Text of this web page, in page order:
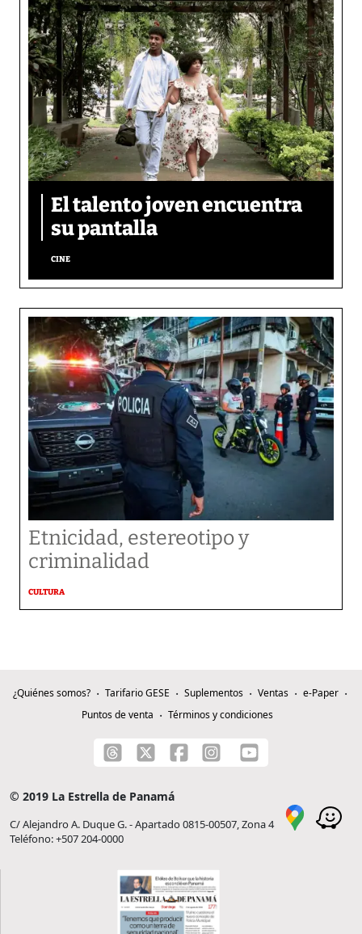
El talento joven encuentra
su pantalla​
CINE
Etnicidad, estereotipo y
criminalidad
CULTURA
¿Quiénes somos? Tarifario GESE Suplementos Ventas
e-Paper
Puntos de venta
Términos y condiciones
© 2019 La Estrella de Panamá
C/ Alejandro A. Duque G. - Apartado 0815-00507, Zona 4
Teléfono: +507 204-0000